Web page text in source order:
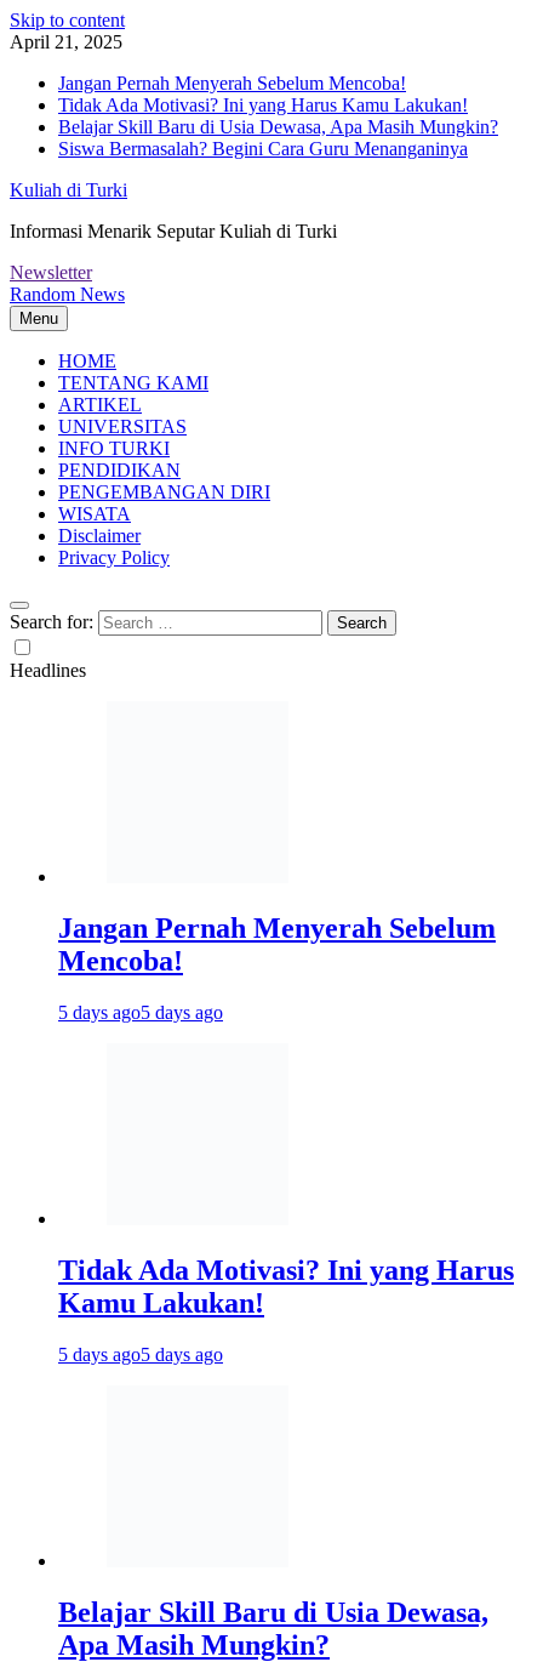
Skip to content
April 21, 2025
Jangan Pernah Menyerah Sebelum Mencoba!
Tidak Ada Motivasi? Ini yang Harus Kamu Lakukan!
Belajar Skill Baru di Usia Dewasa, Apa Masih Mungkin?
Siswa Bermasalah? Begini Cara Guru Menanganinya
Kuliah di Turki
Informasi Menarik Seputar Kuliah di Turki
Newsletter
Random News
Menu
HOME
TENTANG KAMI
ARTIKEL
UNIVERSITAS
INFO TURKI
PENDIDIKAN
PENGEMBANGAN DIRI
WISATA
Disclaimer
Privacy Policy
Search for:
Headlines
Jangan Pernah Menyerah Sebelum
Mencoba!
5 days ago5 days ago
Tidak Ada Motivasi? Ini yang Harus
Kamu Lakukan!
5 days ago5 days ago
Belajar Skill Baru di Usia Dewasa,
Apa Masih Mungkin?